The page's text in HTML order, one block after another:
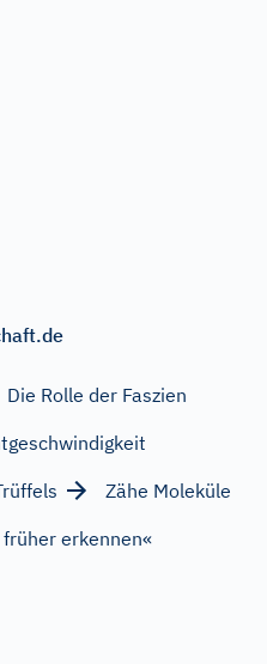
Die Rolle der Faszien
Zähe Moleküle
erkennen«